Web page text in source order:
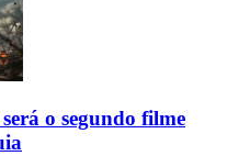
o segundo filme